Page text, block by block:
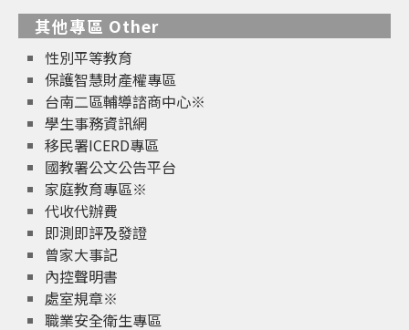
其他專區 Other
性別平等教育
保護智慧財產權專區
台南二區輔導諮商中心※
學生事務資訊網
移民署ICERD專區
國教署公文公告平台
家庭教育專區※
代收代辦費
即測即評及發證
曾家大事記
內控聲明書
處室規章※
職業安全衛生專區